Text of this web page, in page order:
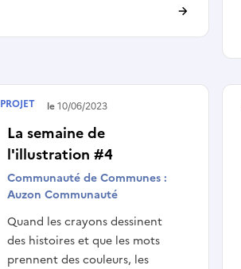
La semaine de
l'illustration #4
Communauté de Communes :
Auzon Communauté
Quand les crayons dessinent
des histoires et que les mots
prennent des couleurs, les
Terminé le10/06/2023
PROJET